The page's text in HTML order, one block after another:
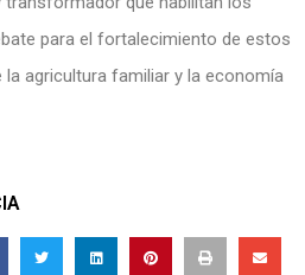
para el fortalecimiento de estos
agricultura familiar y la economía